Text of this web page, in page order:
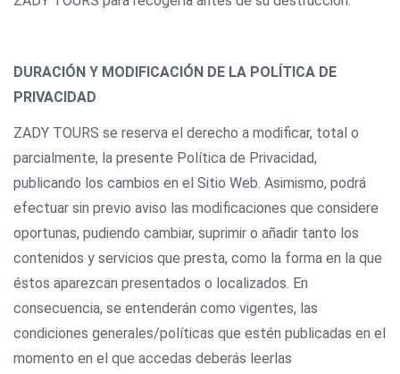
DURACIÓN Y MODIFICACIÓN DE LA POLÍTICA DE
PRIVACIDAD
ZADY TOURS se reserva el derecho a modificar, total o
parcialmente, la presente Política de Privacidad,
publicando los cambios en el Sitio Web. Asimismo, podrá
efectuar sin previo aviso las modificaciones que considere
oportunas, pudiendo cambiar, suprimir o añadir tanto los
contenidos y servicios que presta, como la forma en la que
éstos aparezcan presentados o localizados. En
consecuencia, se entenderán como vigentes, las
condiciones generales/políticas que estén publicadas en el
momento en el que accedas deberás leerlas